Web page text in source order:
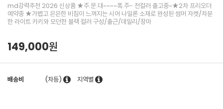
md강력추천 2026 신상품 ★주.문.대~~~~폭.주- 전컬러 출고중~★2차 프리오더
예약중 ★가볍고 은은한 비침이 느껴지는 시어 나일론 소재로 완성된 썸머 자켓/차분
한 라이트 카키와 모던한 블랙 컬러 구성/출근/데일리/장마
149,000원
배송비 (차등) 지역별